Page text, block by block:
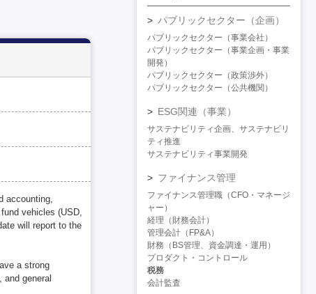
accounting,
vehicles (USD,
will report to the
a strong
general
パブリックセクター（企画）
パブリックセクター（事業会社）
パブリックセクター（事業企画・事業
開発）
パブリックセクター（政策渉外）
パブリックセクター（公共機関）
ESG関連（事業）
サステナビリティ企画、サステナビリ
ティ推進
サステナビリティ事業開発
ファイナンス管理
ファイナンス管理職（CFO・マネージ
ャー）
経理（財務会計）
管理会計（FP&A）
財務（BS管理、資金調達・運用）
プロダクト・コントロール
税務
会計監査